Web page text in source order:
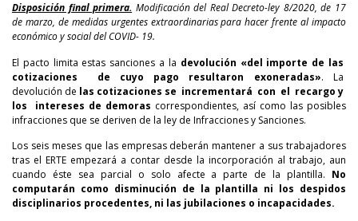
Disposición final primera. Modificación del Real Decreto-ley 8/2020, de 17
de marzo, de medidas urgentes extraordinarias para hacer frente al impacto
económico y social del COVID- 19.
El pacto limita estas sanciones a la devolución «del importe de las
cotizaciones de cuyo pago resultaron exoneradas». La
devolución de las cotizaciones se incrementará con el recargo y
los intereses de demoras correspondientes, así como las posibles
infracciones que se deriven de la ley de Infracciones y Sanciones.
Los seis meses que las empresas deberán mantener a sus trabajadores
tras el ERTE empezará a contar desde la incorporación al trabajo, aun
cuando éste sea parcial o solo afecte a parte de la plantilla. No
computarán como disminución de la plantilla ni los despidos
disciplinarios procedentes, ni las jubilaciones o incapacidades.